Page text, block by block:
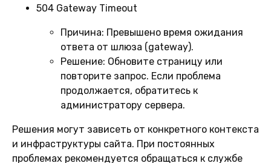
504 Gateway Timeout
Причина: Превышено время ожидания
ответа от шлюза (gateway).
Решение: Обновите страницу или
повторите запрос. Если проблема
продолжается, обратитесь к
администратору сервера.
Решения могут зависеть от конкретного контекста
и инфраструктуры сайта. При постоянных
проблемах рекомендуется обращаться к службе